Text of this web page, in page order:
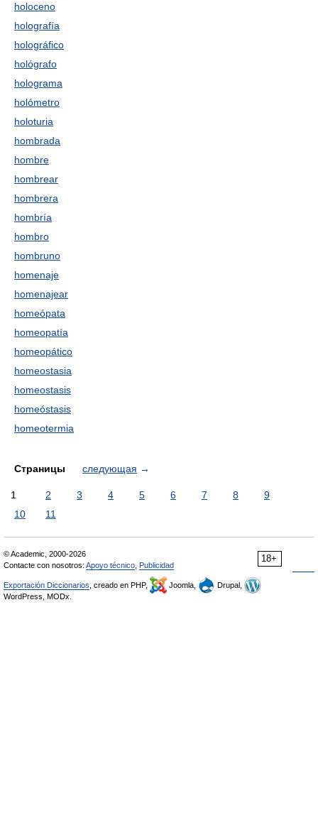
holoceno
holografía
holográfico
hológrafo
holograma
holómetro
holoturia
hombrada
hombre
hombrear
hombrera
hombría
hombro
hombruno
homenaje
homenajear
homeópata
homeopatía
homeopático
homeostasia
homeostasis
homeóstasis
homeotermia
Страницы следующая →
1 2 3 4 5 6 7 8
9
10
11
18+
© Academic, 2000-2026
Contacte con nosotros: Apoyo técnico Publicidad
Exportación Diccionarios , creado en PHP, Joomla,
Drupal,
WordPress, MODx.